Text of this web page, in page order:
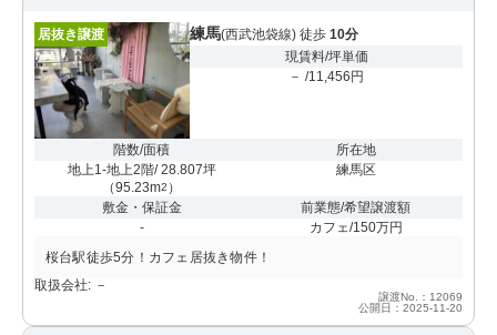
居抜き譲渡 練馬(西武池袋線) 徒歩 10分
現賃料/坪単価
－ /11,456円
階数/面積
地上1-地上2階/ 28.807坪
（95.23m2 ）
所在地
練馬区
敷金・保証金
-
前業態/希望譲渡額
カフェ/150万円
桜台駅徒歩5分！カフェ居抜き物件！
取扱会社: －
譲渡No.：12069
公開日：2025-11-20